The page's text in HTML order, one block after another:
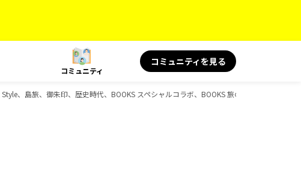
コミュニティ
コミュニティを見る
、島旅、御朱印、歴史時代、BOOKS スペシャルコラボ、BOOKS 旅の読み物のガイド